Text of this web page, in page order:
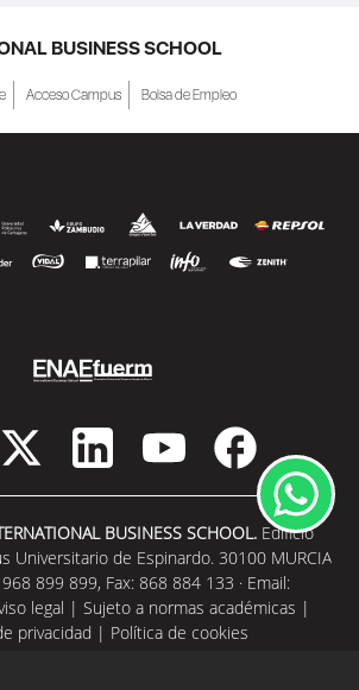
BUSINESS SCHOOL
Acceso Campus Bolsa de Empleo
BUSINESS SCHOOL. Edificio
Universitario de Espinardo. 30100 MURCIA
899 899, Fax: 868 884 133 · Email:
legal | Sujeto a normas académicas |
privacidad | Política de cookies